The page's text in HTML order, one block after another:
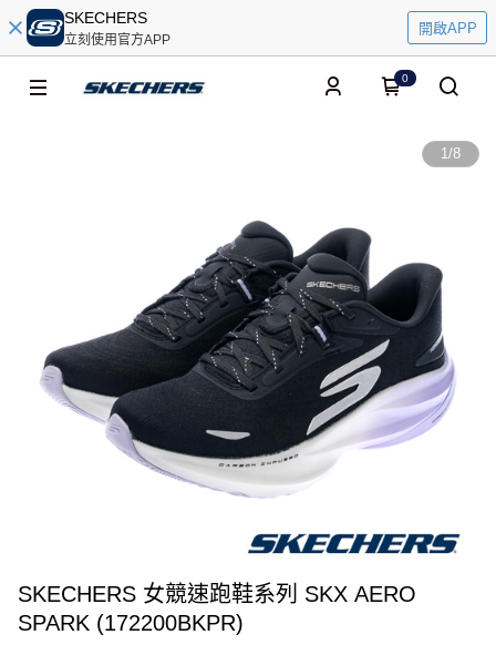
SKECHERS
立刻使用官方APP
開啟APP
0
1/8
SKECHERS 女競速跑鞋系列 SKX AERO
SPARK (172200BKPR)